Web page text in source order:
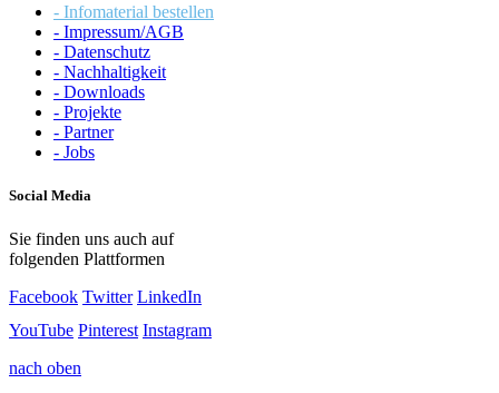
- Infomaterial bestellen
- Impressum/AGB
- Datenschutz
- Nachhaltigkeit
- Downloads
- Projekte
- Partner
- Jobs
Social Media
Sie finden uns auch auf
folgenden Plattformen
Facebook Twitter LinkedIn
YouTube Pinterest Instagram
nach oben